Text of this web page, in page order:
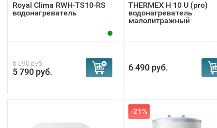
Royal Clima RWH-TS10-RS
водонагреватель
6 590 руб.
5 790 руб.
THERMEX H 10 U (pro)
водонагреватель
малолитражный
6 490 руб.
-21%